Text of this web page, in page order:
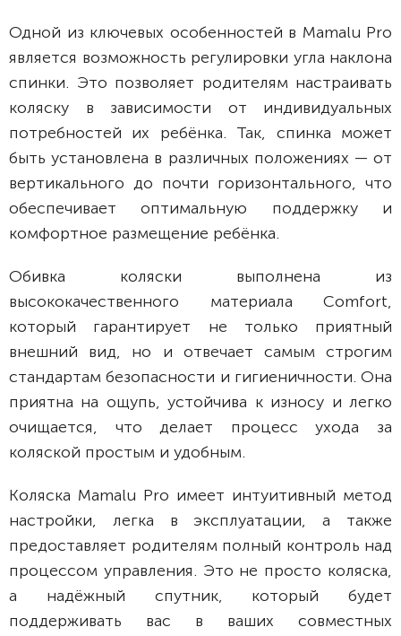
Одной из ключевых особенностей в Mamalu Pro
является возможность регулировки угла наклона
спинки. Это позволяет родителям настраивать
коляску в зависимости от индивидуальных
потребностей их ребёнка. Так, спинка может
быть установлена в различных положениях — от
вертикального до почти горизонтального, что
обеспечивает оптимальную поддержку и
комфортное размещение ребёнка.
Обивка коляски выполнена из
высококачественного материала Comfort,
который гарантирует не только приятный
внешний вид, но и отвечает самым строгим
стандартам безопасности и гигиеничности. Она
приятна на ощупь, устойчива к износу и легко
очищается, что делает процесс ухода за
коляской простым и удобным.
Коляска Mamalu Pro имеет интуитивный метод
настройки, легка в эксплуатации, а также
предоставляет родителям полный контроль над
процессом управления. Это не просто коляска,
а надёжный спутник, который будет
поддерживать вас в ваших совместных